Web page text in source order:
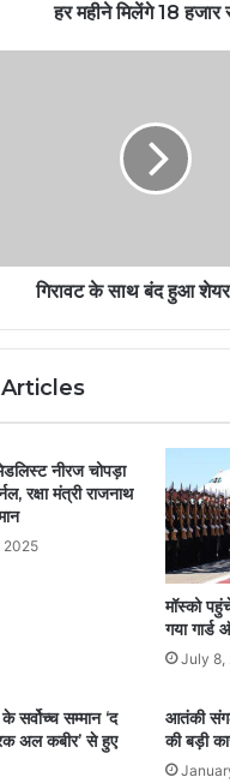
हर महीने मिलेंगे 18 हजार
गिरावट के साथ बंद हुआ शेयर
नीरज चोपड़ा
रक्षा मंत्री राजनाथ
2025
मॉस्को
गया
July 8,
सर्वोच्च सम्मान ‘द
अल कबीर’ से हुए
आतंकी
की बड़ी